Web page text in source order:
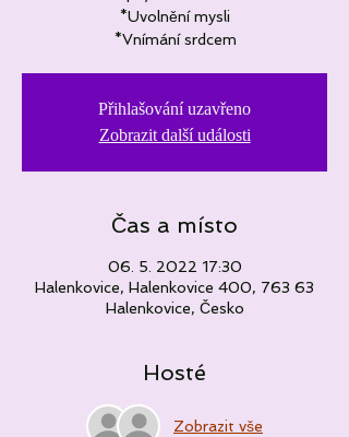
*Uvolnění mysli
*Vnímání srdcem
Přihlašování uzavřeno
Zobrazit další události
Čas a místo
06. 5. 2022 17:30
Halenkovice, Halenkovice 400, 763 63
Halenkovice, Česko
Hosté
Zobrazit vše